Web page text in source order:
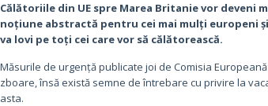
Călătoriile din UE spre Marea Britanie vor deveni
noțiune abstractă pentru cei mai mulți europeni
va lovi pe toți cei care vor să călătorească.
Măsurile de urgență publicate joi de Comisia
zboare, însă există semne de întrebare cu privire la
asta.